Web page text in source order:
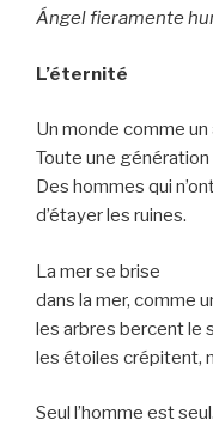
Ángel fieramente
L’éternité
Un monde comme un
Toute une génération
Des hommes qui
d’étayer les ruines.
La mer se brise
dans la mer, comme
les arbres bercent le
les étoiles crépitent,
Seul l’homme est